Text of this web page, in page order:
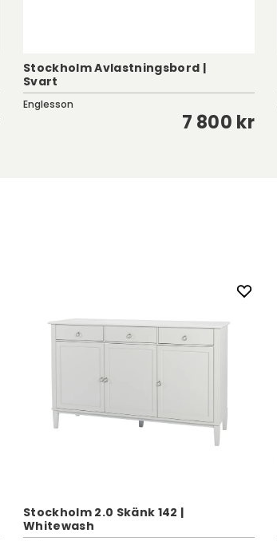
Stockholm Avlastningsbord |
Svart
Englesson
7 800 kr
Stockholm 2.0 Skänk 142 |
Whitewash